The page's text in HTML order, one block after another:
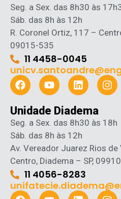
Seg. a Sex. das 8h30 às
Sáb. das 8h às 12h
R. Coronel Ortiz, 117 –
09015-535
11 4458-0045
Unidade Diadema
Seg. a Sex. das 8h30 às 18h
Sáb. das 8h às 12h
Av. Vereador Juarez Rios
Centro, Diadema – SP,
11 4056-8283